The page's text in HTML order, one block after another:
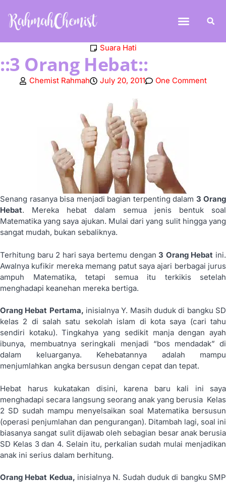
Suara Hati
::3 Orang Hebat::
Chemist Rahmah July 20, 2011 One Comment
Senang rasanya bisa menjadi bagian terpenting dalam 3 Orang
Hebat. Mereka hebat dalam semua jenis bentuk soal
Matematika yang saya ajukan. Mulai dari yang sulit hingga yang
sangat mudah, bukan sebaliknya.
Terhitung baru 2 hari saya bertemu dengan 3 Orang Hebat ini.
Awalnya kufikir mereka memang patut saya ajari berbagai jurus
ampuh Matematika, tetapi semua itu terkikis setelah
menghadapi keanehan mereka bertiga.
Orang Hebat Pertama, inisialnya Y. Masih duduk di bangku SD
kelas 2 di salah satu sekolah islam di kota saya (cari tahu
sendiri kotaku). Tingkahya yang sedikit manja dengan ayah
ibunya, membuatnya seringkali menjadi “bos mendadak” di
dalam keluarganya. Kehebatannya adalah mampu
menjumlahkan angka bersusun dengan cepat dan tepat.
Hebat harus kukatakan disini, karena baru kali ini saya
menghadapi secara langsung seorang anak yang berusia Kelas
2 SD sudah mampu menyelsaikan soal Matematika bersusun
(operasi penjumlahan dan pengurangan). Ditambah lagi, soal ini
biasanya sangat sulit dijawab oleh sebagian besar anak berusia
SD Kelas 3 dan 4. Selain itu, perkalian sudah mulai menjadikan
anak ini serius dalam berhitung.
Orang Hebat Kedua, inisialnya N. Sudah duduk di bangku SMP